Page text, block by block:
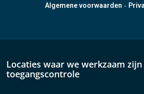
Algemene voorwaarden -
Locaties waar we werkzaam
toegangscontrole